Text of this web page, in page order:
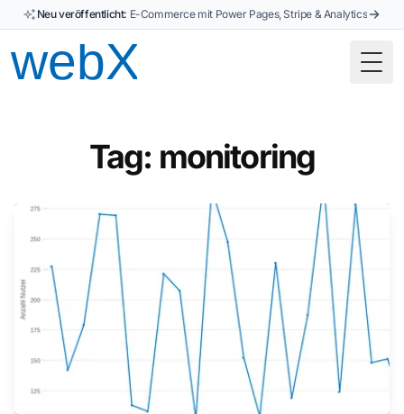
Neu veröffentlicht: E-Commerce mit Power Pages, Stripe & Analytics
Tag: monitoring